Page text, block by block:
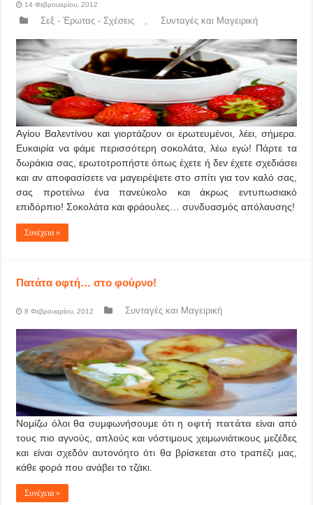
14 Φεβρουαρίου, 2012
Σεξ - Έρωτας - Σχέσεις , Συνταγές και Μαγειρική
Αγίου Βαλεντίνου και γιορτάζουν οι ερωτευμένοι, λέει, σήμερα.
Ευκαιρία να φάμε περισσότερη σοκολάτα, λέω εγώ! Πάρτε τα
δωράκια σας, ερωτοτροπήστε όπως έχετε ή δεν έχετε σχεδιάσει
και αν αποφασίσετε να μαγειρέψετε στο σπίτι για τον καλό σας,
σας προτείνω ένα πανεύκολο και άκρως εντυπωσιακό
επιδόρπιο! Σοκολάτα και φράουλες… συνδυασμός απόλαυσης!
Συνέχεια »
Πατάτα οφτή… στο φούρνο!
8 Φεβρουαρίου, 2012 Συνταγές και Μαγειρική
Νομίζω όλοι θα συμφωνήσουμε ότι η οφτή πατάτα είναι από
τους πιο αγνούς, απλούς και νόστιμους χειμωνιάτικους μεζέδες
και είναι σχεδόν αυτονόητο ότι θα βρίσκεται στο τραπέζι μας,
κάθε φορά που ανάβει το τζάκι.
Συνέχεια »